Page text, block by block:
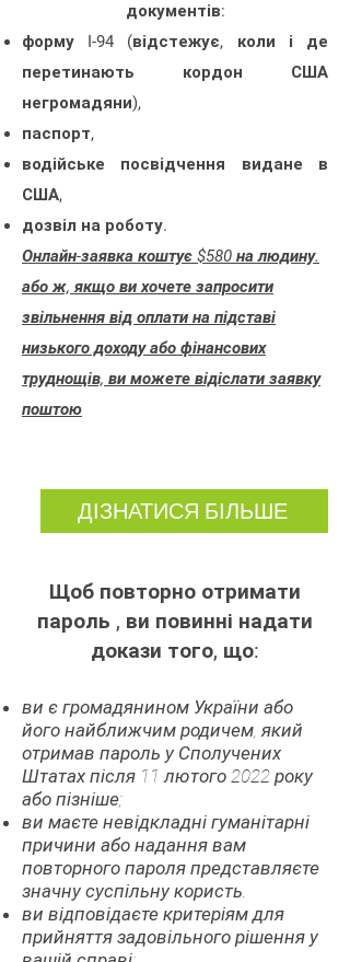
документів:
форму I-94 (відстежує, коли і де
перетинають кордон США
негромадяни),
паспорт,
водійське посвідчення видане в
США,
дозвіл на роботу.
Онлайн-заявка коштує $580 на людину.
або ж, якщо ви хочете запросити
звільнення від оплати на підставі
низького доходу або фінансових
труднощів, ви можете відіслати заявку
поштою
ДІЗНАТИСЯ БІЛЬШЕ
Щоб повторно отримати
пароль , ви повинні надати
докази того, що:
ви є громадянином України або
його найближчим родичем, який
отримав пароль у Сполучених
Штатах після 11 лютого 2022 року
або пізніше;
ви маєте невідкладні гуманітарні
причини або надання вам
повторного пароля представляєте
значну суспільну користь.
ви відповідаєте критеріям для
прийняття задовільного рішення у